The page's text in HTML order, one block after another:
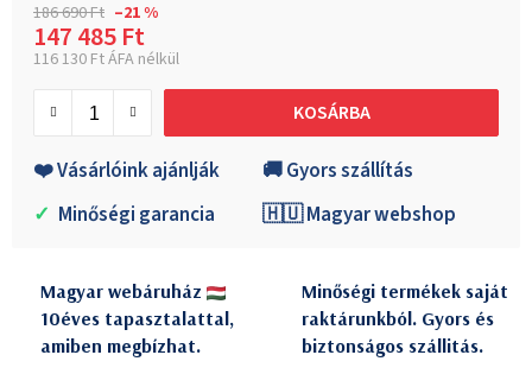
186 690 Ft –21 %
147 485 Ft
116 130 Ft ÁFA nélkül
KOSÁRBA
❤️ Vásárlóink ajánlják
🚚 Gyors szállítás
✓ Minőségi garancia 🇭🇺 Magyar webshop
Magyar webáruház
10éves tapasztalattal,
amiben megbízhat.
Minőségi termékek saját
raktárunkból. Gyors és
biztonságos szállitás.